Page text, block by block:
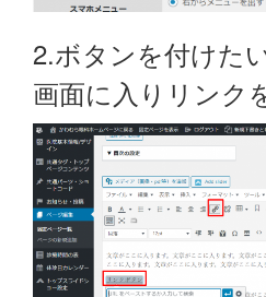
2.ボタンを付けた
画面に入りリンク